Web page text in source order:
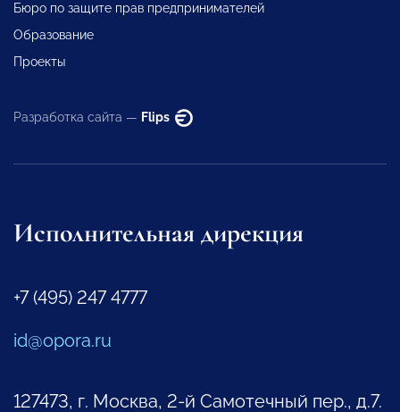
Бюро по защите прав предпринимателей
Образование
Проекты
Разработка сайта — Flips
Исполнительная дирекция
+7 (495) 247 4777
id@opora.ru
127473, г. Москва, 2-й Самотечный пер., д.7.